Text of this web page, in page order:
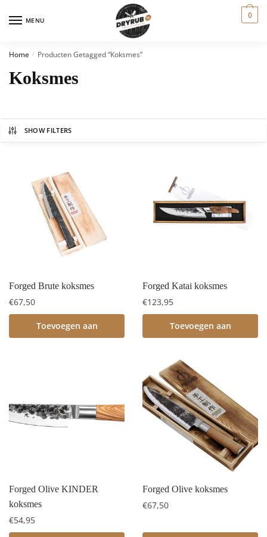
MENU 0
Home / Producten Getagged “koksmes”
Koksmes
SHOW FILTERS
Forged Brute koksmes
€67,50
Toevoegen aan
Forged Katai koksmes
€123,95
Toevoegen aan
Forged Olive KINDER
koksmes
€54,95
Forged Olive koksmes
€67,50